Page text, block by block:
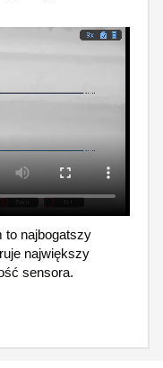
to najbogatszy
największy
sensora.